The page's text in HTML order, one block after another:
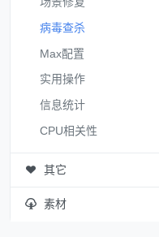
病毒查杀
Max配置
实用操作
信息统计
CPU相关性
其它
素材